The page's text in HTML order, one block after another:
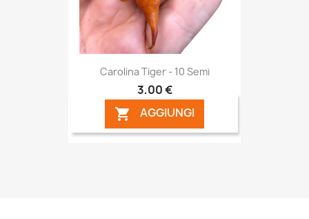
Carolina Tiger - 10 Semi
3,00 €
 AGGIUNGI